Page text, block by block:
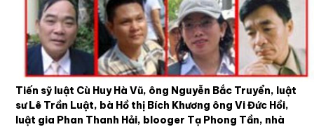
Tiến sỹ luật Cù Huy Hà Vũ, ông Nguyễn Bắc Truyển, luật
sư Lê Trần Luật, bà Hồ thị Bích Khương ông Vi Đức Hồi,
luật gia Phan Thanh Hải, blooger Tạ Phong Tần, nhà